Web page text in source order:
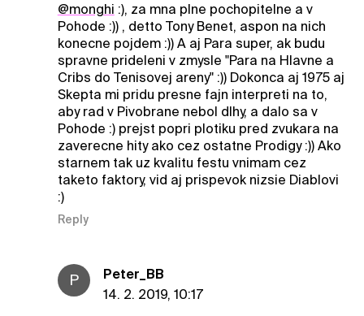
@monghi :), za mna plne pochopitelne a v
Pohode :)) , detto Tony Benet, aspon na nich
konecne pojdem :)) A aj Para super, ak budu
spravne prideleni v zmysle "Para na Hlavne a
Cribs do Tenisovej areny" :)) Dokonca aj 1975 aj
Skepta mi pridu presne fajn interpreti na to,
aby rad v Pivobrane nebol dlhy, a dalo sa v
Pohode :) prejst popri plotiku pred zvukara na
zaverecne hity ako cez ostatne Prodigy :)) Ako
starnem tak uz kvalitu festu vnimam cez
taketo faktory, vid aj prispevok nizsie Diablovi
:)
Reply
P
Peter_BB
14. 2. 2019, 10:17